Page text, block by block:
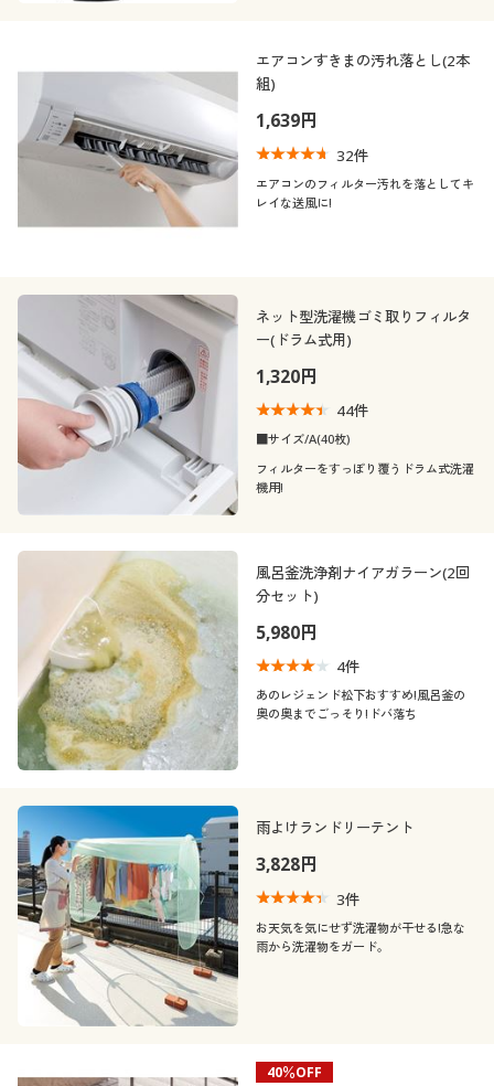
エアコンすきまの汚れ落とし(2本
組)
1,639円
32件
エアコンのフィルター汚れを落としてキ
レイな送風に!
ネット型洗濯機ゴミ取りフィルタ
ー(ドラム式用)
1,320円
44件
■サイズ/A(40枚)
フィルターをすっぽり覆うドラム式洗濯
機用!
風呂釜洗浄剤ナイアガラーン(2回
分セット)
5,980円
4件
あのレジェンド松下おすすめ!風呂釜の
奥の奥までごっそり!ドバ落ち
雨よけランドリーテント
3,828円
3件
お天気を気にせず洗濯物が干せる!急な
雨から洗濯物をガード。
40％OFF